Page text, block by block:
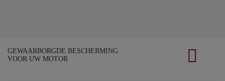
GEWAARBORGDE BESCHERMING
VOOR UW MOTOR